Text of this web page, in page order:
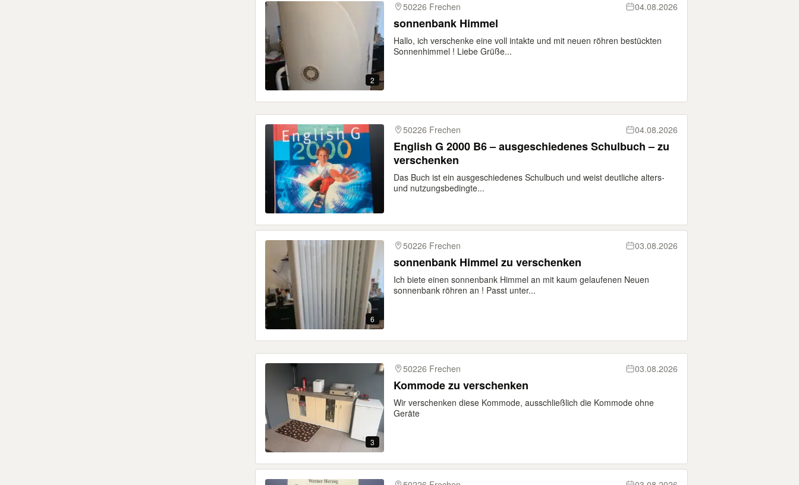
2
50226 Frechen 04.08.2026
sonnenbank Himmel
Hallo, ich verschenke eine voll intakte und mit neuen röhren bestückten
Sonnenhimmel ! Liebe Grüße...
50226 Frechen 04.08.2026
English G 2000 B6 – ausgeschiedenes Schulbuch – zu
verschenken
Das Buch ist ein ausgeschiedenes Schulbuch und weist deutliche alters-
und nutzungsbedingte...
6
50226 Frechen 03.08.2026
sonnenbank Himmel zu verschenken
Ich biete einen sonnenbank Himmel an mit kaum gelaufenen Neuen
sonnenbank röhren an ! Passt unter...
3
50226 Frechen 03.08.2026
Kommode zu verschenken
Wir verschenken diese Kommode, ausschließlich die Kommode ohne
Geräte